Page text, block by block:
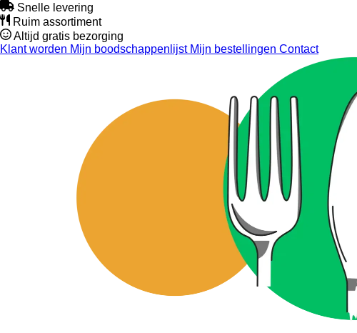
Snelle levering
Ruim assortiment
Altijd gratis bezorging
Klant worden Mijn boodschappenlijstMijn bestellingen Contact